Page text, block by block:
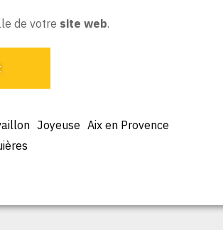
de votre site web.
Joyeuse Aix en Provence